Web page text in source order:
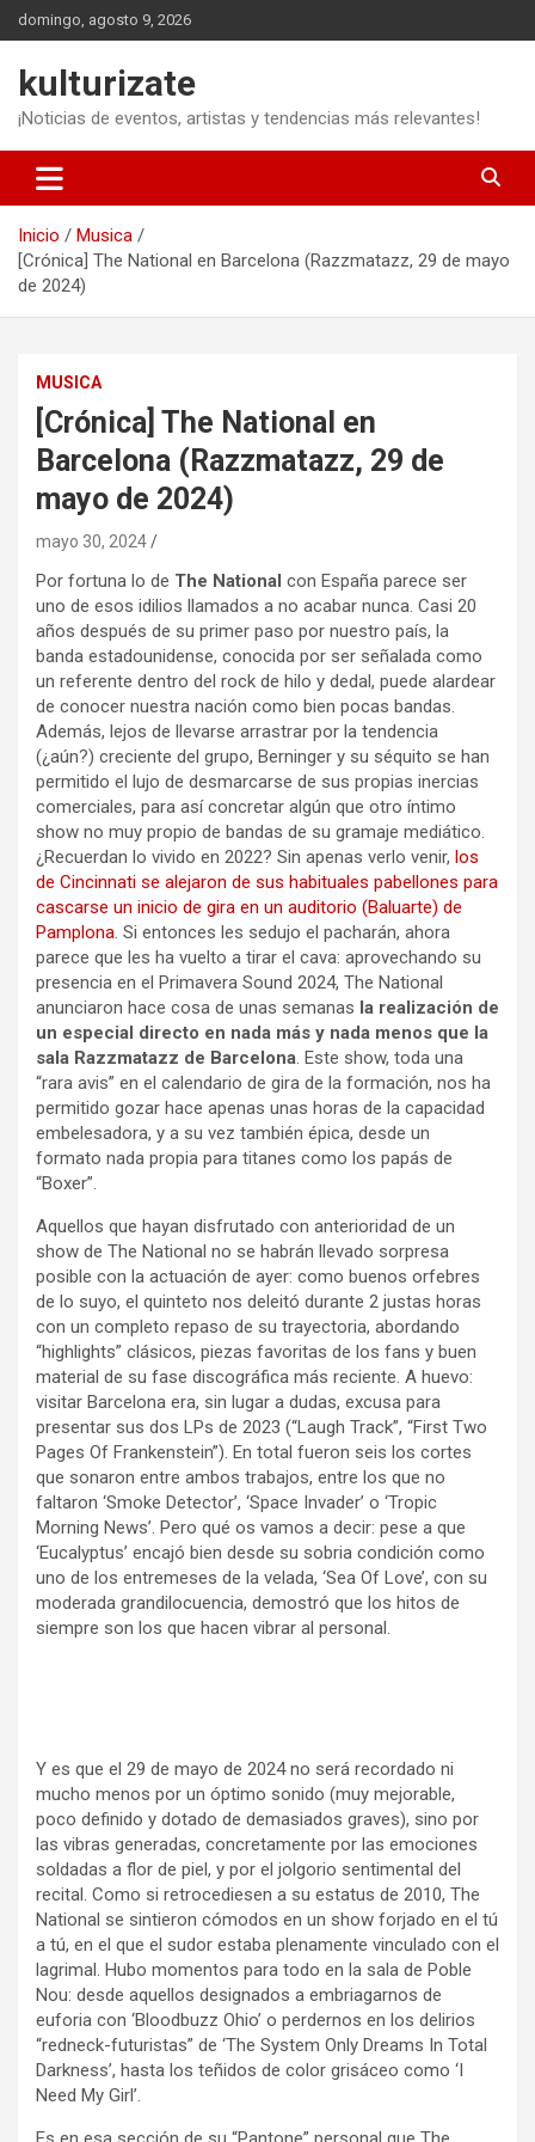
Saltar
al
domingo, agosto 9, 2026
kulturizate
¡Noticias de eventos, artistas y tendencias más relevantes!
Inicio
Musica
[Crónica] The National en Barcelona (Razzmatazz, 29 de mayo
de 2024)
MUSICA
[Crónica] The National en
Barcelona (Razzmatazz, 29 de
mayo de 2024)
mayo 30, 2024
Por fortuna lo de The National con España parece ser
uno de esos idilios llamados a no acabar nunca. Casi 20
años después de su primer paso por nuestro país, la
banda estadounidense, conocida por ser señalada como
un referente dentro del rock de hilo y dedal, puede alardear
de conocer nuestra nación como bien pocas bandas.
Además, lejos de llevarse arrastrar por la tendencia
(¿aún?) creciente del grupo, Berninger y su séquito se han
permitido el lujo de desmarcarse de sus propias inercias
comerciales, para así concretar algún que otro íntimo
show no muy propio de bandas de su gramaje mediático.
¿Recuerdan lo vivido en 2022? Sin apenas verlo venir, los
de Cincinnati se alejaron de sus habituales pabellones para
cascarse un inicio de gira en un auditorio (Baluarte) de
Pamplona. Si entonces les sedujo el pacharán, ahora
parece que les ha vuelto a tirar el cava: aprovechando su
presencia en el Primavera Sound 2024, The National
anunciaron hace cosa de unas semanas la realización de
un especial directo en nada más y nada menos que la
sala Razzmatazz de Barcelona. Este show, toda una
“rara avis” en el calendario de gira de la formación, nos ha
permitido gozar hace apenas unas horas de la capacidad
embelesadora, y a su vez también épica, desde un
formato nada propia para titanes como los papás de
“Boxer”.
Aquellos que hayan disfrutado con anterioridad de un
show de The National no se habrán llevado sorpresa
posible con la actuación de ayer: como buenos orfebres
de lo suyo, el quinteto nos deleitó durante 2 justas horas
con un completo repaso de su trayectoria, abordando
“highlights” clásicos, piezas favoritas de los fans y buen
material de su fase discográfica más reciente. A huevo:
visitar Barcelona era, sin lugar a dudas, excusa para
presentar sus dos LPs de 2023 (“Laugh Track”, “First Two
Pages Of Frankenstein”). En total fueron seis los cortes
que sonaron entre ambos trabajos, entre los que no
faltaron ‘Smoke Detector’, ‘Space Invader’ o ‘Tropic
Morning News’. Pero qué os vamos a decir: pese a que
‘Eucalyptus’ encajó bien desde su sobria condición como
uno de los entremeses de la velada, ‘Sea Of Love’, con su
moderada grandilocuencia, demostró que los hitos de
siempre son los que hacen vibrar al personal.
Y es que el 29 de mayo de 2024 no será recordado ni
mucho menos por un óptimo sonido (muy mejorable,
poco definido y dotado de demasiados graves), sino por
las vibras generadas, concretamente por las emociones
soldadas a flor de piel, y por el jolgorio sentimental del
recital. Como si retrocediesen a su estatus de 2010, The
National se sintieron cómodos en un show forjado en el tú
a tú, en el que el sudor estaba plenamente vinculado con el
lagrimal. Hubo momentos para todo en la sala de Poble
Nou: desde aquellos designados a embriagarnos de
euforia con ‘Bloodbuzz Ohio’ o perdernos en los delirios
“redneck-futuristas” de ‘The System Only Dreams In Total
Darkness’, hasta los teñidos de color grisáceo como ‘I
Need My Girl’.